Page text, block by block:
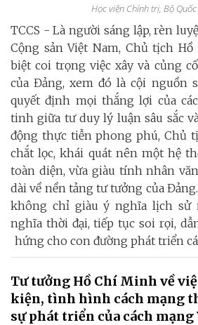
Học viện Chính trị, Bộ
TCCS - Là người sáng lập, rèn
Cộng sản Việt Nam, Chủ tịch
biệt coi trọng việc xây và củng
của Đảng, xem đó là cội nguồn
quyết định mọi thắng lợi của
tinh giữa tư duy lý luận sâu sắc
động thực tiễn phong phú, Chủ
chắt lọc, khái quát nên một hệ
toàn diện, vừa giàu tính nhân
dài về nền tảng tư tưởng của
không chỉ giàu ý nghĩa lịch sử
nghĩa thời đại, tiếp tục soi rọi,
hứng cho con đường phát triển
Tư tưởng Hồ Chí Minh về
kiện, tình hình cách mạng
sự phát triển của cách mạng